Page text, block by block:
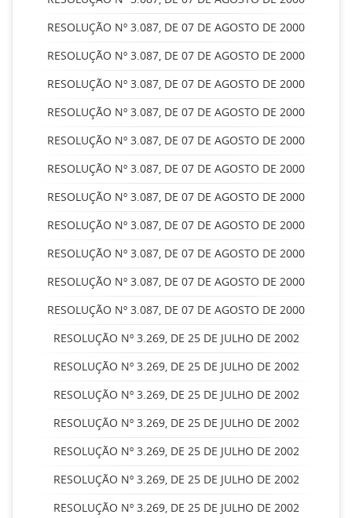
RESOLUÇÃO Nº 3.087, DE 07 DE AGOSTO DE 2000
RESOLUÇÃO Nº 3.087, DE 07 DE AGOSTO DE 2000
RESOLUÇÃO Nº 3.087, DE 07 DE AGOSTO DE 2000
RESOLUÇÃO Nº 3.087, DE 07 DE AGOSTO DE 2000
RESOLUÇÃO Nº 3.087, DE 07 DE AGOSTO DE 2000
RESOLUÇÃO Nº 3.087, DE 07 DE AGOSTO DE 2000
RESOLUÇÃO Nº 3.087, DE 07 DE AGOSTO DE 2000
RESOLUÇÃO Nº 3.087, DE 07 DE AGOSTO DE 2000
RESOLUÇÃO Nº 3.087, DE 07 DE AGOSTO DE 2000
RESOLUÇÃO Nº 3.087, DE 07 DE AGOSTO DE 2000
RESOLUÇÃO Nº 3.087, DE 07 DE AGOSTO DE 2000
RESOLUÇÃO Nº 3.269, DE 25 DE JULHO DE 2002
RESOLUÇÃO Nº 3.269, DE 25 DE JULHO DE 2002
RESOLUÇÃO Nº 3.269, DE 25 DE JULHO DE 2002
RESOLUÇÃO Nº 3.269, DE 25 DE JULHO DE 2002
RESOLUÇÃO Nº 3.269, DE 25 DE JULHO DE 2002
RESOLUÇÃO Nº 3.269, DE 25 DE JULHO DE 2002
RESOLUÇÃO Nº 3.269, DE 25 DE JULHO DE 2002